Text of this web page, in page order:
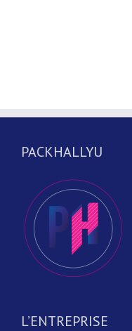
PACKHALLYU
L’ENTREPRISE